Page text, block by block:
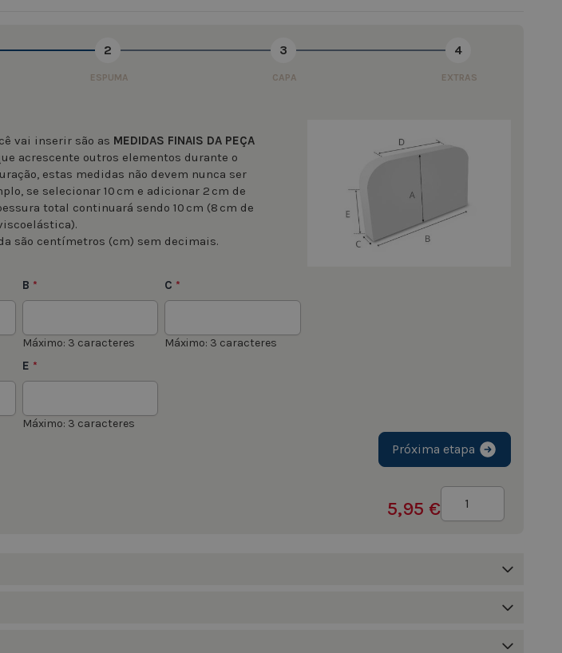
2
ESPUMA
3
CAPA
4
EXTRAS
vai inserir são as MEDIDAS FINAIS DA PEÇA
acrescente outros elementos durante o
estas medidas não devem nunca ser
se selecionar 10 cm e adicionar 2 cm de
total continuará sendo 10 cm (8 cm de
são centímetros (cm) sem decimais.
B *
Máximo: 3 caracteres
C *
Máximo: 3 caracteres
E *
Máximo: 3 caracteres
Próxima etapa
5,95 €